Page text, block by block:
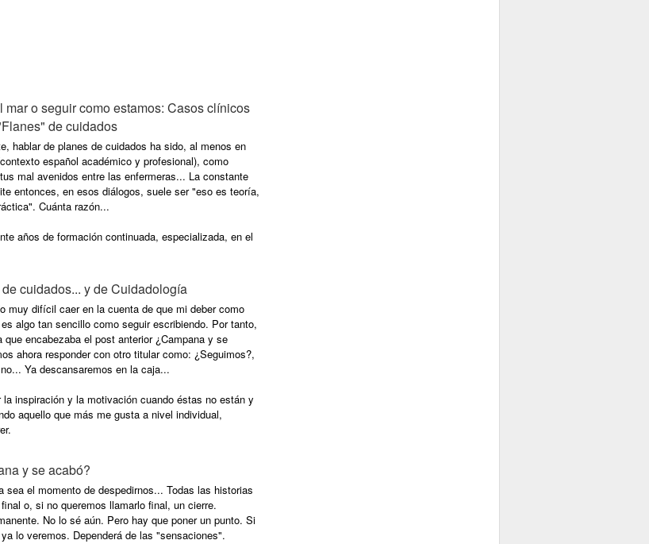
mar o seguir como estamos: Casos clínicos
de cuidados
hablar de planes de cuidados ha sido, al menos en
español académico y profesional), como
mal avenidos entre las enfermeras... La constante
entonces, en esos diálogos, suele ser "eso es teoría,
Cuánta razón...
años de formación continuada, especializada, en el
cuidados... y de Cuidadología
muy difícil caer en la cuenta de que mi deber como
algo tan sencillo como seguir escribiendo. Por tanto,
que encabezaba el post anterior ¿Campana y se
ahora responder con otro titular como: ¿Seguimos?,
Ya descansaremos en la caja...
la inspiración y la motivación cuando éstas no están y
aquello que más me gusta a nivel individual,
y se acabó?
sea el momento de despedirnos... Todas las historias
o, si no queremos llamarlo final, un cierre.
No lo sé aún. Pero hay que poner un punto. Si
lo veremos. Dependerá de las "sensaciones".